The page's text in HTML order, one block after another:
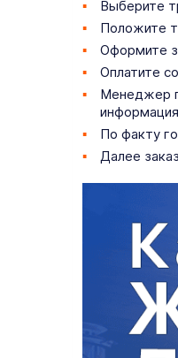
Выберите
Положите
Оформите
Оплатите
Менеджер
По факту
Далее